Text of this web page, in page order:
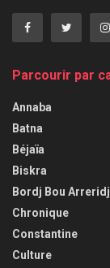
Parcourir par
Annaba
Batna
Béjaïa
Biskra
Bordj Bou Arreridj
Chronique
Constantine
Culture